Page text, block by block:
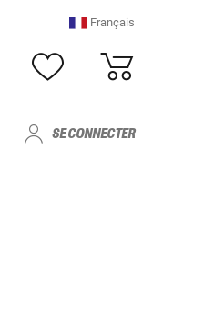
Français
SE CONNECTER